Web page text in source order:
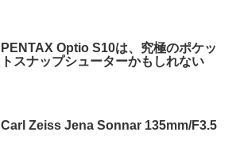
PENTAX Optio S10は、究極のポケッ
トスナップシューターかもしれない
Carl Zeiss Jena Sonnar 135mm/F3.5